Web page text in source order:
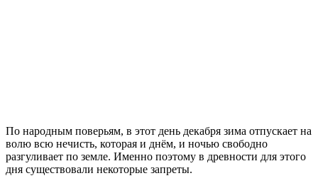
По народным поверьям, в этот день декабря зима отпускает на
волю всю нечисть, которая и днём, и ночью свободно
разгуливает по земле. Именно поэтому в древности для этого
дня существовали некоторые запреты.